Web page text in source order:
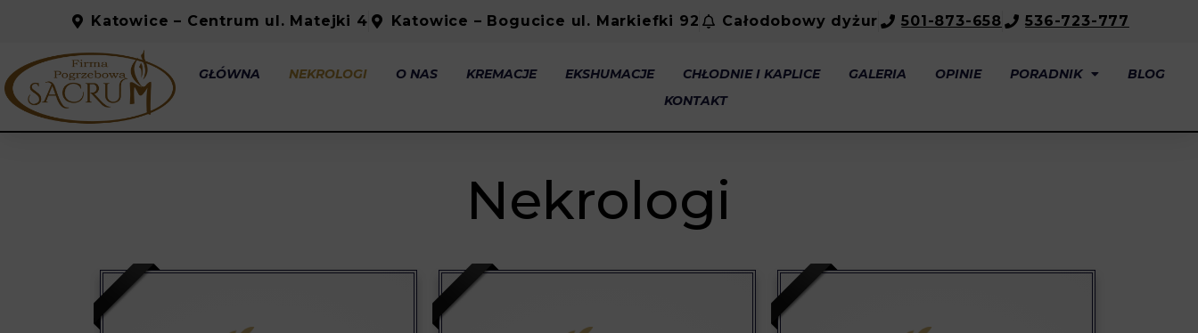
Katowice – Centrum ul. Matejki 4 Katowice – Bogucice ul. Markiefki 92 Całodobowy dyżur 501-873-658 536-723-777
GŁÓWNA NEKROLOGI O NAS KREMACJE EKSHUMACJE CHŁODNIE I KAPLICE GALERIA OPINIE PORADNIK
BLOG
KONTAKT
Nekrologi